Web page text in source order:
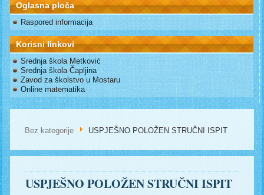
Oglasna ploča
Raspored informacija
Korisni linkovi
Srednja škola Metković
Srednja škola Čapljina
Zavod za školstvo u Mostaru
Online matematika
Bez kategorije USPJEŠNO POLOŽEN STRUČNI ISPIT
USPJEŠNO POLOŽEN STRUČNI ISPIT